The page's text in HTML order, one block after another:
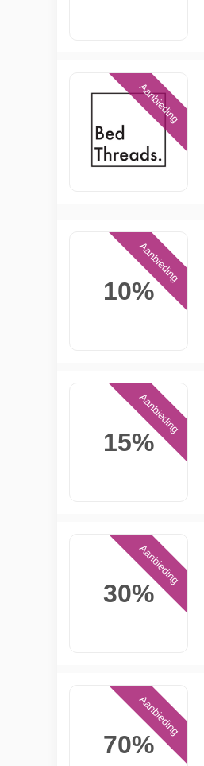
Aanbieding
10%
Aanbieding
15%
Aanbieding
30%
Aanbieding
70%
Aanbieding